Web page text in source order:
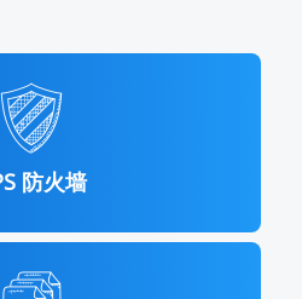
防火墙